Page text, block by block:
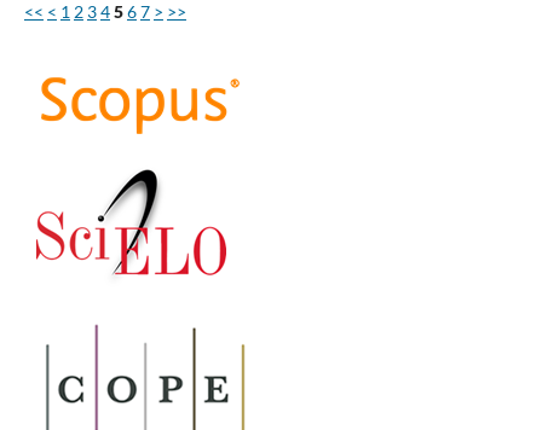
<< < 1 2 34567 > >>